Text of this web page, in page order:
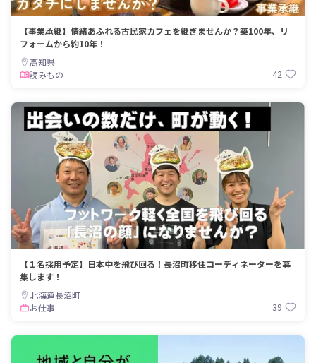
【事業承継】情緒あふれる古民家カフェを継ぎませんか？築100年、リ
フォームから約10年！
高知県
読みもの
42
【１名採用予定】日本中を飛び回る！長沼町移住コーディネーターを募
集します！
北海道長沼町
お仕事
39